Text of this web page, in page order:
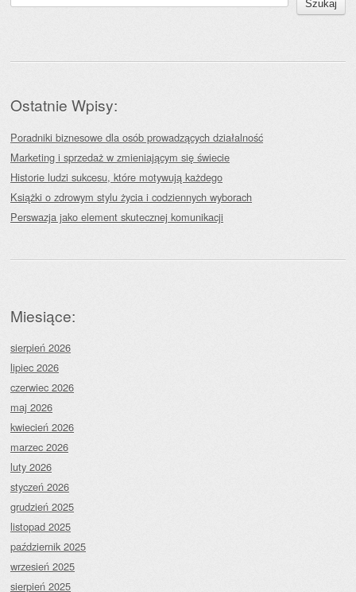
Szukaj
Ostatnie Wpisy:
Poradniki biznesowe dla osób prowadzących działalność
Marketing i sprzedaż w zmieniającym się świecie
Historie ludzi sukcesu, które motywują każdego
Książki o zdrowym stylu życia i codziennych wyborach
Perswazja jako element skutecznej komunikacji
Miesiące:
sierpień 2026
lipiec 2026
czerwiec 2026
maj 2026
kwiecień 2026
marzec 2026
luty 2026
styczeń 2026
grudzień 2025
listopad 2025
październik 2025
wrzesień 2025
sierpień 2025